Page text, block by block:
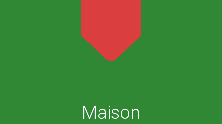
Maison